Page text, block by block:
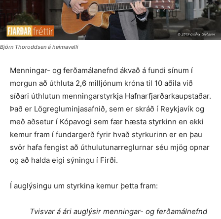
Björn Thoroddsen á heimavelli
Menningar- og ferðamálanefnd ákvað á fundi sínum í
morgun að úthluta 2,6 milljónum króna til 10 aðila við
síðari úthlutun menningarstyrkja Hafnarfjarðarkaupstaðar.
Það er Lögregluminjasafnið, sem er skráð í Reykjavík og
með aðsetur í Kópavogi sem fær hæsta styrkinn en ekki
kemur fram í fundargerð fyrir hvað styrkurinn er en þau
svör hafa fengist að úthulutunarreglurnar séu mjög opnar
og að halda eigi sýningu í Firði.
Í auglýsingu um styrkina kemur þetta fram:
Tvisvar á ári auglýsir menningar- og ferðamálnefnd